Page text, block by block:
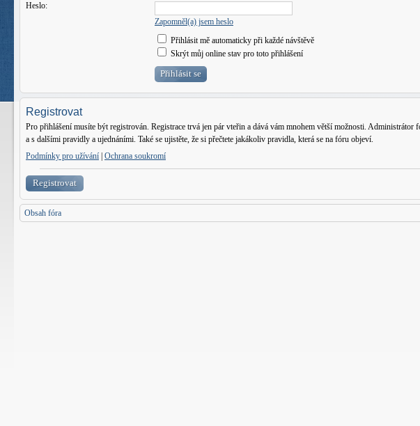
Heslo:
Zapomněl(a) jsem heslo
Přihlásit mě automaticky při každé návštěvě
Skrýt můj online stav pro toto přihlášení
Registrovat
Pro přihlášení musíte být registrován. Registrace trvá jen pár vteřin a dává vám mnohem větší možnosti.
a s dalšími pravidly a ujednáními. Také se ujistěte, že si přečtete jakákoliv pravidla, která se na fóru objeví.
Podmínky pro užívání Ochrana soukromí
Registrovat
Obsah fóra